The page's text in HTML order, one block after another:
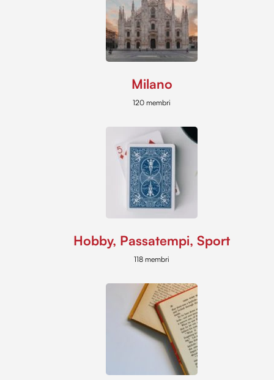
Milano
120 membri
Hobby, Passatempi, Sport
118 membri